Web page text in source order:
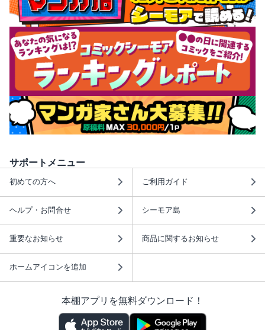
サポートメニュー
初めての方へ ご利用ガイド
ヘルプ・お問合せ シーモア島
重要なお知らせ 商品に関するお知らせ
ホームアイコンを追加
本棚アプリを無料ダウンロード！